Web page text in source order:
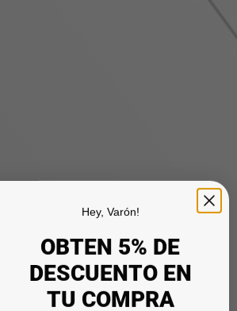
Hey, Varón!
OBTEN 5% DE
DESCUENTO EN
TU COMPRA